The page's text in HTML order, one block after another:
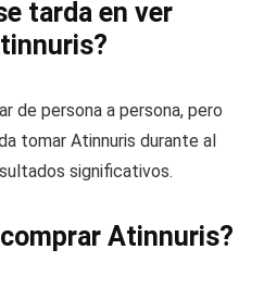
tarda en ver
de persona a persona, pero
tomar Atinnuris durante al
significativos.
Atinnuris?